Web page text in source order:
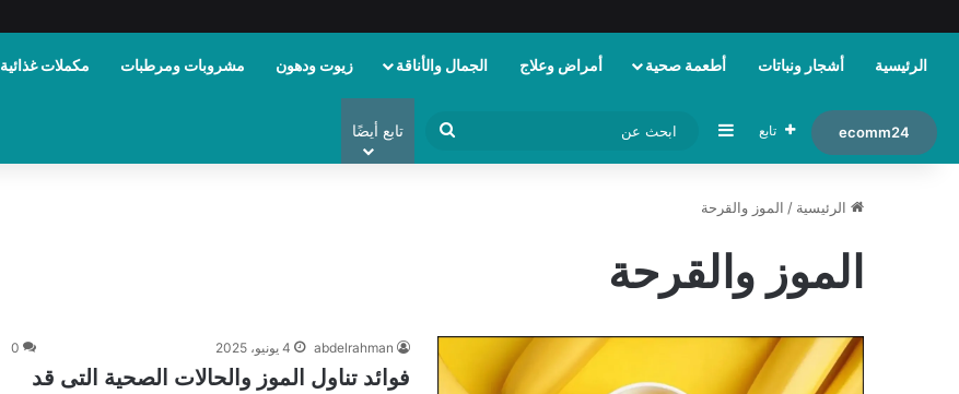
الرئيسية أشجار ونباتات أطعمة صحية أمراض وعلاج الجمال والأناقة زيوت ودهون مشروبات ومرطبات مكملات غذائية
ecomm24 تابع إضافة عمود جانبي
عن
تابع أيضًا
الرئيسية / الموز والقرحة
الموز والقرحة
abdelrahman 4 يونيو، 2025 0
فوائد تناول الموز والحالات الصحية التى قد